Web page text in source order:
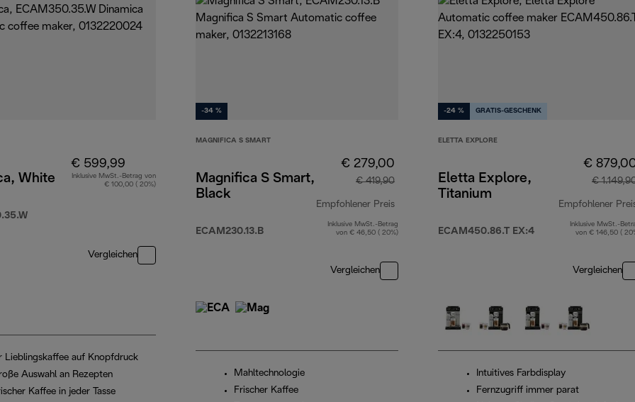
White
€ 599,99
Inklusive MwSt.-Betrag von
€ 100,00 ( 20%)
Vergleichen
Lieblingskaffee auf Knopfdruck
Auswahl an Rezepten
Kaffee in jeder Tasse
-34 %
MAGNIFICA S SMART
Magnifica S Smart,
Black
ECAM230.13.B
€ 279,00
€ 419,90
Empfohlener Preis
Originalpreis € 419,90
Inklusive MwSt.-Betrag
von € 46,50 ( 20%)
Vergleichen
Mahltechnologie
Frischer Kaffee
-24 % GRATIS-GESCHENK
ELETTA EXPLORE
Eletta Explore,
Titanium
ECAM450.86.T EX:4
€
€
Empfohlener
Inklusive MwSt.-
von € 146,50 (
Vergleichen
Intuitives Farbdisplay
Fernzugriff immer parat